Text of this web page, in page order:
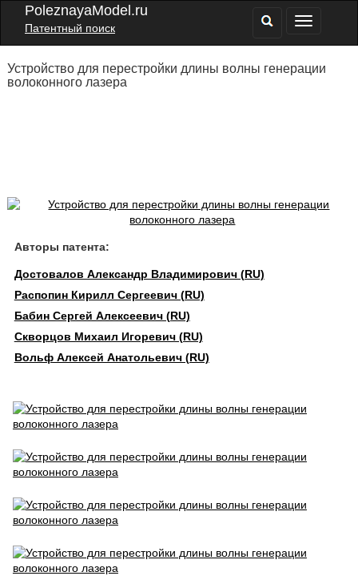
PoleznayaModel.ru
Патентный поиск
Устройство для перестройки длины волны генерации
волоконного лазера
Авторы патента:
Достовалов Александр Владимирович (RU)
Распопин Кирилл Сергеевич (RU)
Бабин Сергей Алексеевич (RU)
Скворцов Михаил Игоревич (RU)
Вольф Алексей Анатольевич (RU)